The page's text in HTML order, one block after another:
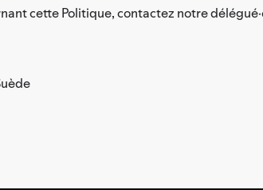
cette Politique, contactez notre